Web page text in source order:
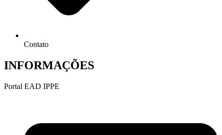
Contato
INFORMAÇÕES
Portal EAD IPPE